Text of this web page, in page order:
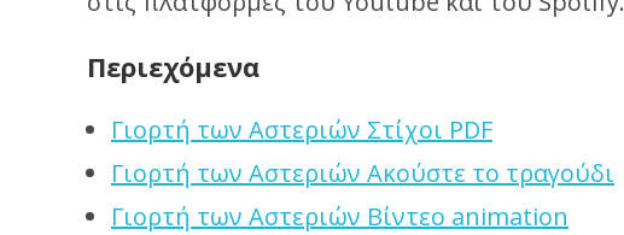
Περιεχόμενα
Γιορτή των Αστεριών Στίχοι PDF
Γιορτή των Αστεριών Ακούστε το τραγούδι
Γιορτή των Αστεριών Βίντεο animation